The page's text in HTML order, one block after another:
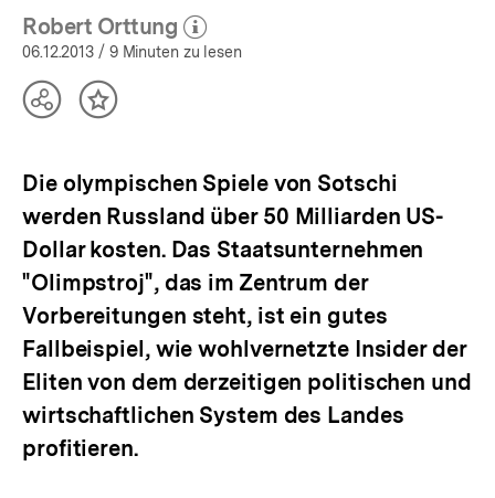
Robert Orttung
(Mehr zum Autor)
öffnen
06.12.2013 / 9 Minuten zu lesen
TeilenInhalt
Die olympischen Spiele von Sotschi
werden Russland über 50 Milliarden US-
Dollar kosten. Das Staatsunternehmen
"Olimpstroj", das im Zentrum der
Vorbereitungen steht, ist ein gutes
Fallbeispiel, wie wohlvernetzte Insider der
Eliten von dem derzeitigen politischen und
wirtschaftlichen System des Landes
profitieren.